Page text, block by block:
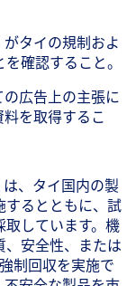
タイの規制およ
確認すること。
広告上の主張に
を取得するこ
、タイ国内の製
するとともに、試
しています。機
安全性、または
制回収を実施で